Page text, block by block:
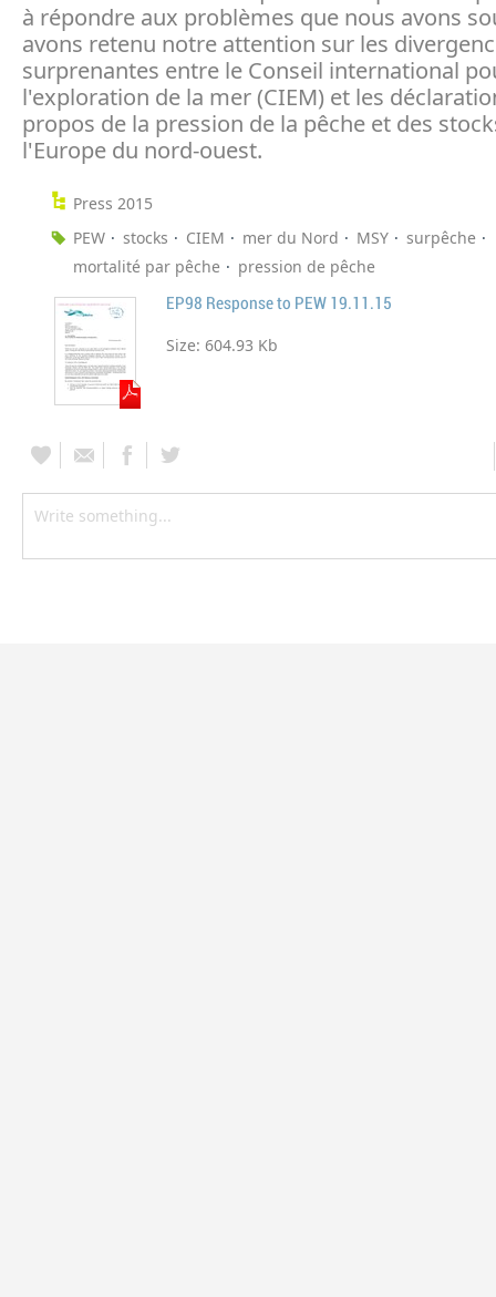
à répondre aux problèmes que nous avons
avons retenu notre attention sur les
surprenantes entre le Conseil international
l'exploration de la mer (CIEM) et les
propos de la pression de la pêche et des
l'Europe du nord-ouest.
Press 2015
PEW
stocks CIEM mer du Nord MSY
surpêche
mortalité par pêche
pression de pêche
EP98 Response to PEW 19.11.15
Size: 604.93 Kb